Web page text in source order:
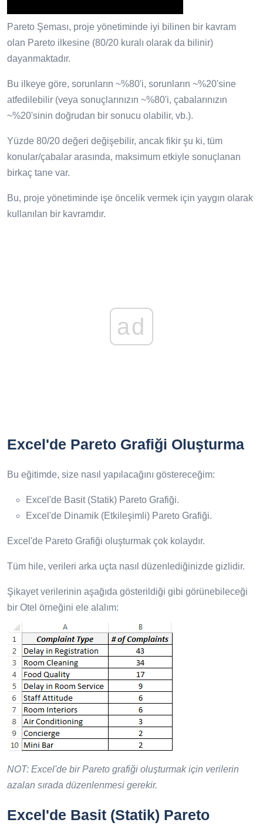
Pareto Şeması, proje yönetiminde iyi bilinen bir kavram
olan Pareto ilkesine (80/20 kuralı olarak da bilinir)
dayanmaktadır.
Bu ilkeye göre, sorunların ~%80'i, sorunların ~%20'sine
atfedilebilir (veya sonuçlarınızın ~%80'i, çabalarınızın
~%20'sinin doğrudan bir sonucu olabilir, vb.).
Yüzde 80/20 değeri değişebilir, ancak fikir şu ki, tüm
konular/çabalar arasında, maksimum etkiyle sonuçlanan
birkaç tane var.
Bu, proje yönetiminde işe öncelik vermek için yaygın olarak
kullanılan bir kavramdır.
ad
Excel'de Pareto Grafiği Oluşturma
Bu eğitimde, size nasıl yapılacağını göstereceğim:
Excel'de Basit (Statik) Pareto Grafiği.
Excel'de Dinamik (Etkileşimli) Pareto Grafiği.
Excel'de Pareto Grafiği oluşturmak çok kolaydır.
Tüm hile, verileri arka uçta nasıl düzenlediğinizde gizlidir.
Şikayet verilerinin aşağıda gösterildiği gibi görünebileceği
bir Otel örneğini ele alalım:
NOT: Excel'de bir Pareto grafiği oluşturmak için verilerin
azalan sırada düzenlenmesi gerekir.
Excel'de Basit (Statik) Pareto